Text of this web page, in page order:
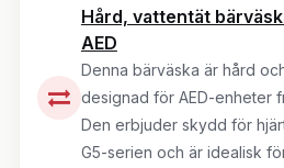
Hård, vattentät
AED
Denna bärväska är hård
designad för AED-enheter
Den erbjuder skydd för
G5-serien och är idealisk